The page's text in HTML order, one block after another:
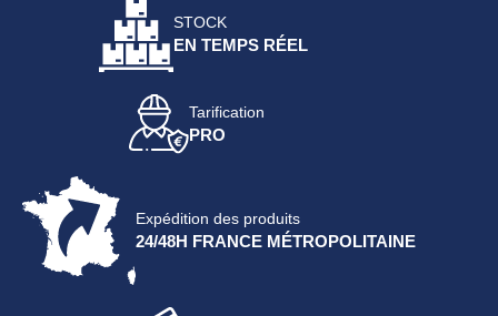
STOCK
EN TEMPS RÉEL
Tarification
PRO
Expédition des produits
24/48H FRANCE MÉTROPOLITAINE